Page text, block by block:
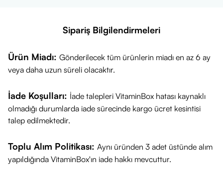
Sipariş Bilgilendirmeleri
Ürün Miadı: Gönderilecek tüm ürünlerin miadı en az 6 ay
veya daha uzun süreli olacaktır.
İade Koşulları: İade talepleri VitaminBox hatası kaynaklı
olmadığı durumlarda iade sürecinde kargo ücret kesintisi
talep edilmektedir.
Toplu Alım Politikası: Aynı üründen 3 adet üstünde alım
yapıldığında VitaminBox'ın iade hakkı mevcuttur.